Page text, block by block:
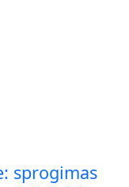
sprogimas